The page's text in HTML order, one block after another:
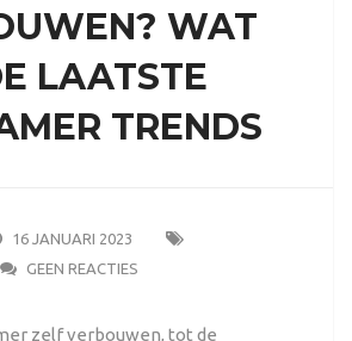
WAT
LAATSTE
TRENDS
16 JANUARI 2023
GEEN REACTIES
zelf verbouwen, tot de